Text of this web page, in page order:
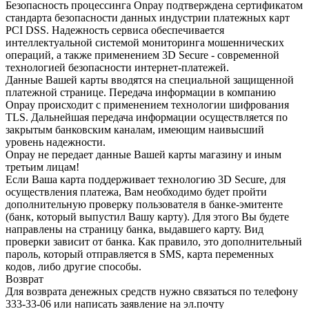
Безопасность процессинга Onpay подтверждена сертификатом
стандарта безопасности данных индустрии платежных карт
PCI DSS. Надежность сервиса обеспечивается
интеллектуальной системой мониторинга мошеннических
операций, а также применением 3D Secure - современной
технологией безопасности интернет-платежей.
Данные Вашей карты вводятся на специальной защищенной
платежной странице. Передача информации в компанию
Onpay происходит с применением технологии шифрования
TLS. Дальнейшая передача информации осуществляется по
закрытым банковским каналам, имеющим наивысший
уровень надежности.
Onpay не передает данные Вашей карты магазину и иным
третьим лицам!
Если Ваша карта поддерживает технологию 3D Secure, для
осуществления платежа, Вам необходимо будет пройти
дополнительную проверку пользователя в банке-эмитенте
(банк, который выпустил Вашу карту). Для этого Вы будете
направлены на страницу банка, выдавшего карту. Вид
проверки зависит от банка. Как правило, это дополнительный
пароль, который отправляется в SMS, карта переменных
кодов, либо другие способы.
Возврат
Для возврата денежных средств нужно связаться по телефону
333-33-06 или написать заявление на эл.почту